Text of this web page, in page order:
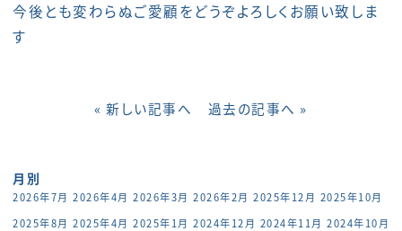
今後とも変わらぬご愛顧をどうぞよろしくお願い致しま
す
« 新しい記事へ 過去の記事へ »
月別
2026年7月 2026年4月 2026年3月 2026年2月 2025年12月 2025年10月
2025年8月 2025年4月 2025年1月 2024年12月 2024年11月 2024年10月